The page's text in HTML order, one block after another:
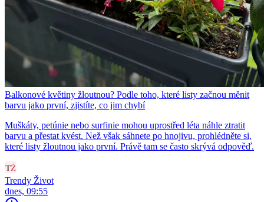
Balkonové květiny žloutnou? Podle toho, které listy začnou měnit
barvu jako první, zjistíte, co jim chybí
Muškáty, petúnie nebo surfinie mohou uprostřed léta náhle ztratit
barvu a přestat kvést. Než však sáhnete po hnojivu, prohlédněte si,
které listy žloutnou jako první. Právě tam se často skrývá odpověď.
Trendy Život
dnes, 09:55